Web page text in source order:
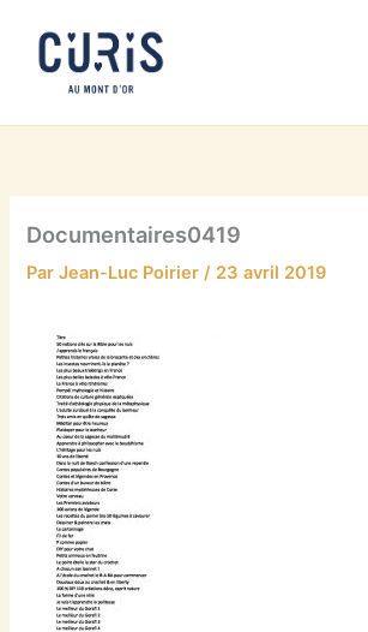
contenu
Documentaires0419
ParJean-Luc Poirier/ 23 avril 2019